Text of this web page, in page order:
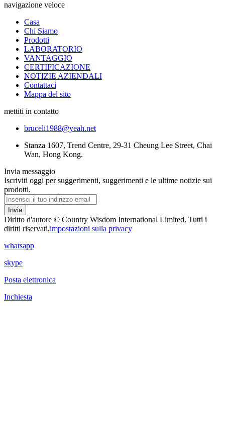
navigazione veloce
Casa
Chi Siamo
Prodotti
LABORATORIO
VANTAGGIO
CERTIFICAZIONE
NOTIZIE AZIENDALI
Contattaci
Mappa del sito
mettiti in contatto
bruceli1988@yeah.net
Stanza 1607, Trend Centre, 29-31 Cheung Lee Street, Chai
Wan, Hong Kong.
Invia messaggio
Iscriviti oggi per suggerimenti, suggerimenti e le ultime notizie sui
prodotti.
Invia
Diritto d'autore © Country Wisdom International Limited. Tutti i
diritti riservati.impostazioni sulla privacy
whatsapp
skype
Posta elettronica
Inchiesta